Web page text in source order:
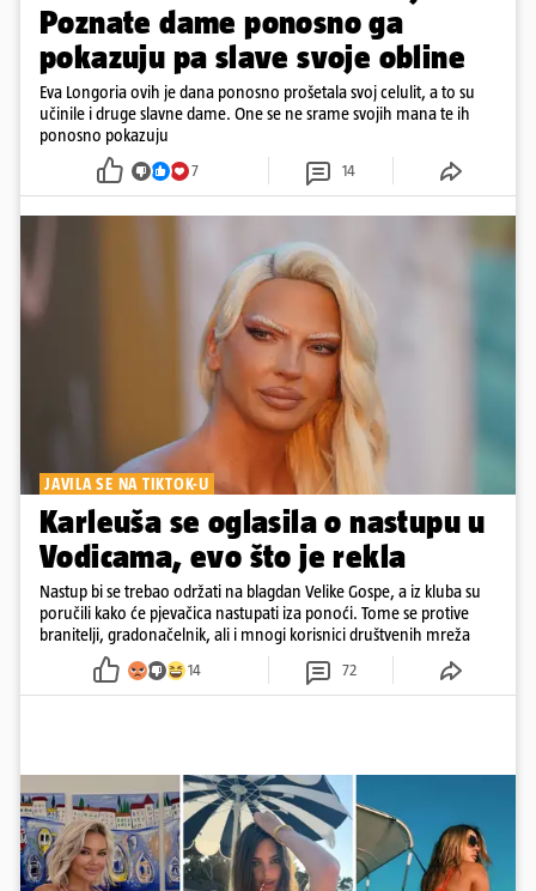
Poznate dame ponosno ga
pokazuju pa slave svoje obline
Eva Longoria ovih je dana ponosno prošetala svoj celulit, a to su
učinile i druge slavne dame. One se ne srame svojih mana te ih
ponosno pokazuju
7 14
JAVILA SE NA TIKTOK-U
Karleuša se oglasila o nastupu u
Vodicama, evo što je rekla
Nastup bi se trebao održati na blagdan Velike Gospe, a iz kluba su
poručili kako će pjevačica nastupati iza ponoći. Tome se protive
branitelji, gradonačelnik, ali i mnogi korisnici društvenih mreža
14 72